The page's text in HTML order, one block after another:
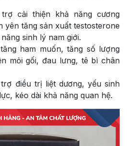
cải thiện khả năng cương
yên tăng sản xuất testosterone
sinh lý nam giới.
ham muốn, tăng số lượng
mỏi gối, đau lưng, tê bì chân
điều trị liệt dương, yếu sinh
kéo dài khả năng quan hệ.